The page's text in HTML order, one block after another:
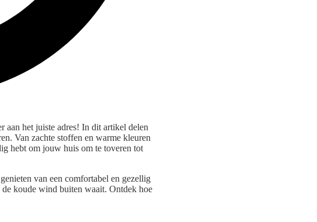
aan het juiste adres! In dit artikel delen
Van zachte stoffen en warme kleuren
hebt om jouw huis om te toveren tot
van een comfortabel en gezellig
koude wind buiten waait. Ontdek hoe